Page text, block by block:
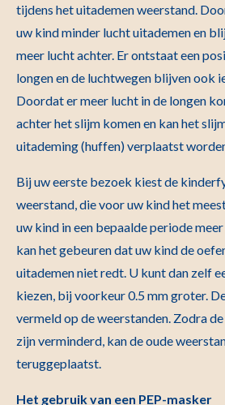
tijdens het uitademen weerstand.
uw kind minder lucht uitademen en
meer lucht achter. Er ontstaat een
longen en de luchtwegen blijven ook
Doordat er meer lucht in de longen
achter het slijm komen en kan het
uitademing (huffen) verplaatst
Bij uw eerste bezoek kiest de
weerstand, die voor uw kind het
uw kind in een bepaalde periode
kan het gebeuren dat uw kind de
uitademen niet redt. U kunt dan zelf
kiezen, bij voorkeur 0.5 mm groter.
vermeld op de weerstanden. Zodra
zijn verminderd, kan de oude
teruggeplaatst.
Het gebruik van een PEP-masker